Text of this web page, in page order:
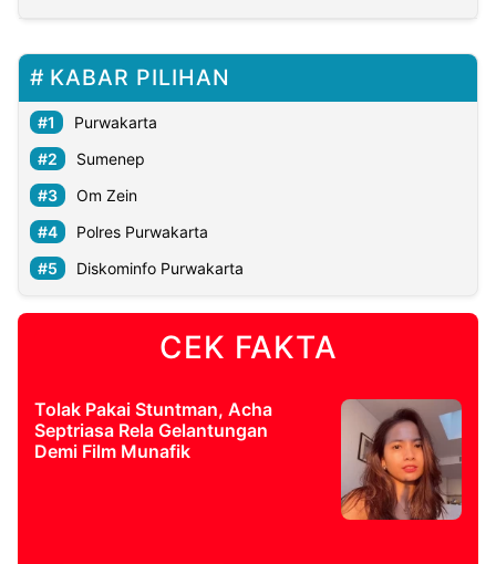
KABAR PILIHAN
Purwakarta
Sumenep
Om Zein
Polres Purwakarta
Diskominfo Purwakarta
CEK FAKTA
Tolak Pakai Stuntman, Acha
Septriasa Rela Gelantungan
Demi Film Munafik